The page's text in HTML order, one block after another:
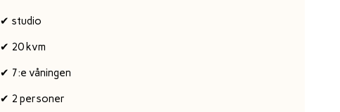
✔ studio
✔ 20 kvm
✔ 7:e våningen
✔ 2 personer